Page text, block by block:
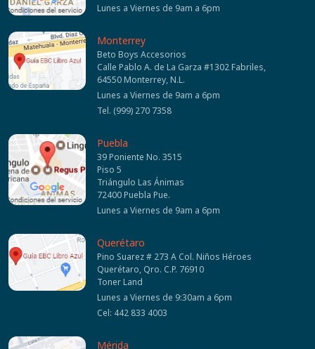
Lunes a Viernes de 9am a 6pm
Monterrey
Beto Boys Accesorios
Calle Pablo A. de La Garza #1302 Fabriles,
64550 Monterrey, N.L.
Lunes a Viernes de 9am a 6pm
Tel. (999) 270 7358
Puebla
39 Poniente No. 3515
Piso 5
Triángulo Las Ánimas
72400 Puebla Pue.
Lunes a Viernes de 9am a 6pm
Querétaro
Pino Suarez # 273 A Col. Niños Héroes
Querétaro, Qro. C.P. 76910
Toner Land
Lunes a Viernes de 9:30am a 6pm
Cel: 442 833 4003
Mérida